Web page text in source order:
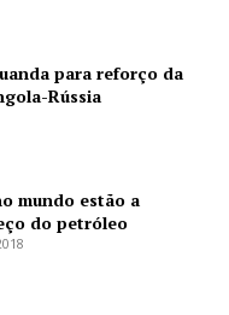
para reforço da
Rússia
mundo estão a
do petróleo